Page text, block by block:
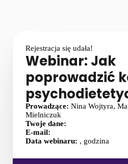
Rejestracja się udała!
Webinar: Jak
poprowadzić
Prowadzące: Nina Wojtyra,
Mielniczuk
Twoje dane:
E-mail:
Data webinaru: , godzina